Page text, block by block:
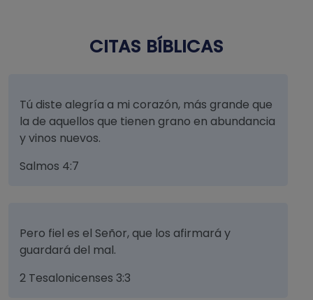
CITAS BÍBLICAS
Tú diste alegría a mi corazón, más grande que
la de aquellos que tienen grano en abundancia
y vinos nuevos.
Salmos 4:7
Pero fiel es el Señor, que los afirmará y
guardará del mal.
2 Tesalonicenses 3:3